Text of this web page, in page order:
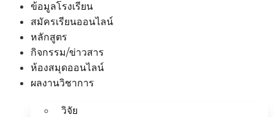
ข้อมูลโรงเรียน
สมัครเรียนออนไลน์
หลักสูตร
กิจกรรม/ข่าวสาร
ห้องสมุดออนไลน์
ผลงานวิชาการ
วิจัย